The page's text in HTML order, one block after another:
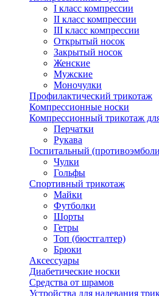
I класс компрессии
II класс компрессии
III класс компрессии
Открытый носок
Закрытый носок
Женские
Мужские
Моночулки
Профилактический трикотаж
Компрессионные носки
Компрессионный трикотаж
Перчатки
Рукава
Госпитальный
Чулки
Гольфы
Спортивный трикотаж
Майки
Футболки
Шорты
Гетры
Топ (бюстгалтер)
Брюки
Аксессуары
Диабетические носки
Средства от шрамов
Устройства для надевания